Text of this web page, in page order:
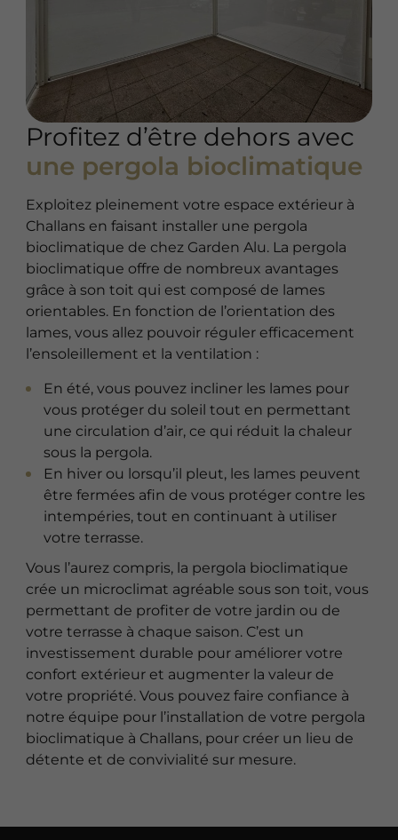
Profitez d’être dehors avec
une pergola bioclimatique
Exploitez pleinement votre espace extérieur à
Challans en faisant installer une pergola
bioclimatique de chez Garden Alu. La pergola
bioclimatique offre de nombreux avantages
grâce à son toit qui est composé de lames
orientables. En fonction de l’orientation des
lames, vous allez pouvoir réguler efficacement
l’ensoleillement et la ventilation :
En été, vous pouvez incliner les lames pour
vous protéger du soleil tout en permettant
une circulation d’air, ce qui réduit la chaleur
sous la pergola.
En hiver ou lorsqu’il pleut, les lames peuvent
être fermées afin de vous protéger contre les
intempéries, tout en continuant à utiliser
votre terrasse.
Vous l’aurez compris, la pergola bioclimatique
crée un microclimat agréable sous son toit, vous
permettant de profiter de votre jardin ou de
votre terrasse à chaque saison. C’est un
investissement durable pour améliorer votre
confort extérieur et augmenter la valeur de
votre propriété. Vous pouvez faire confiance à
notre équipe pour l’installation de votre pergola
bioclimatique à Challans, pour créer un lieu de
détente et de convivialité sur mesure.